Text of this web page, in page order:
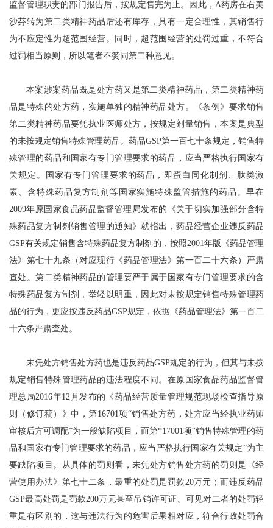
监督管理职责的部门报告后，按规定售完为止。因此，A药房在右美
沙芬转为第二类精神药品后还有库存，具有一定合理性，其销售行
为不应定性为超范围经营。同时，超范围经营的处罚过重，不符合
过罚相当原则，所以笔者不赞同第二种意见。
本案涉案药品既是处方药又是第二类精神药品，第二类精神药
品是特殊的处方药，实施单独的精神药品处方。《条例》要求销售
第二类精神药品要凭执业医师处方，按规定剂量销售，本案是典型
的未按规定销售特殊管理药品。药品GSP第一百七十条规定，销售特
殊管理的药品和国家有专门管理要求的药品，应当严格执行国家有
关规定。国家有专门管理要求的药品，即蛋白同化制剂、肽类激
素、含特殊药品复方制剂等国家实施特殊监管措施的药品。早在
2009年原国家食品药品监督管理局发布的《关于切实加强部分含特
殊药品复方制剂销售管理的通知》就指出，药品经营企业违反药品
GSP有关规定销售含特殊药品复方制剂的，按照2001年版《药品管理
法》第七十九条（对应现行《药品管理法》第一百二十六条）严肃
查处。第二类精神药品的管理要严于属于国家有专门管理要求的含
特殊药品复方制剂，举轻以明重，因此对未按规定销售特殊管理药
品的行为，更应按违反药品GSP规定，依据《药品管理法》第一百二
十六条严肃查处。
未凭处方销售处方药也是违反药品GSP规定的行为，但其与未按
规定销售特殊管理药品的违法程度不同。在原国家食品药品监督管
理总局2016年12月发布的《药品经营质量管理规范现场检查指导原
则（修订稿）》中，第16701项“销售处方药，处方应当经执业药师
审核后方可调配”为一般缺陷项目，而第*17001项“销售特殊管理的药
品和国家有专门管理要求的药品，应当严格执行国家有关规定”为主
要缺陷项目。从具体的罚则看，未凭处方销售处方药的罚则是《经
营使用办法》第七十二条，最重的处罚是罚款20万元；而违反药品
GSP最高处罚是罚款200万元甚至吊销许可证。可见对二者的处罚轻
重是有区别的，这与违法行为的危害后果相对应，符合行政处罚合